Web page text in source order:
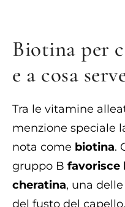
Biotina per
e a cosa
Tra le vitamine
menzione speciale
nota come biotina.
gruppo B favorisce
cheratina, una
del fusto del